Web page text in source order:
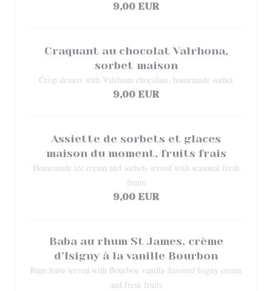
9,00 EUR
Craquant au chocolat Valrhona,
sorbet maison
Crisp dessert with Valrhona chocolate, homemade sorbet
9,00 EUR
Assiette de sorbets et glaces
maison du moment, fruits frais
Homemade ice cream and sorbets served with seasonal fresh
fruits
9,00 EUR
Baba au rhum St James, crème
d’Isigny à la vanille Bourbon
Rum baba served with Bourbon vanilla flavored Isigny cream
and fresh fruits